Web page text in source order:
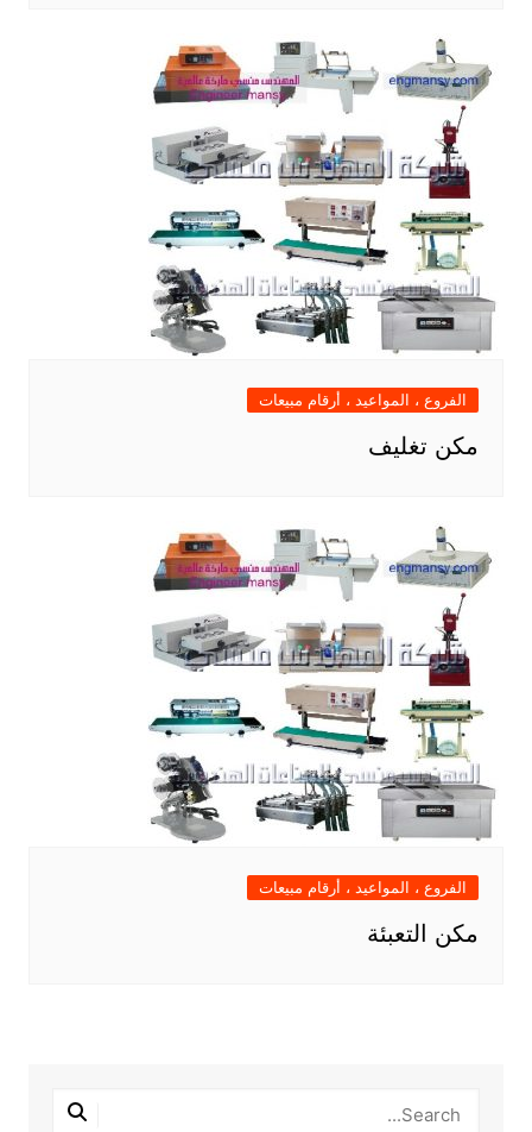
الفروع ، المواعيد ، أرقام مبيعات
مكن تغليف
الفروع ، المواعيد ، أرقام مبيعات
مكن التعبئة